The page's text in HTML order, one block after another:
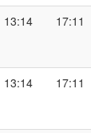
13:14 17:11
13:14 17:11